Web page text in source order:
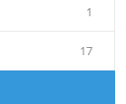
1
17